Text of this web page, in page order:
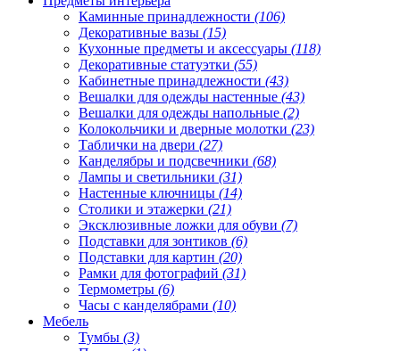
Каминные принадлежности (106)
Декоративные вазы (15)
Кухонные предметы и аксессуары (118)
Декоративные статуэтки (55)
Кабинетные принадлежности (43)
Вешалки для одежды настенные (43)
Вешалки для одежды напольные (2)
Колокольчики и дверные молотки (23)
Таблички на двери (27)
Канделябры и подсвечники (68)
Лампы и светильники (31)
Настенные ключницы (14)
Столики и этажерки (21)
Эксклюзивные ложки для обуви (7)
Подставки для зонтиков (6)
Подставки для картин (20)
Рамки для фотографий (31)
Термометры (6)
Часы с канделябрами (10)
Мебель
Тумбы (3)